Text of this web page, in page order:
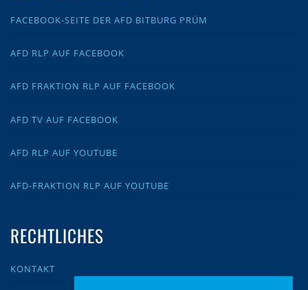
FACEBOOK-SEITE DER AFD BITBURG PRÜM
AFD RLP AUF FACEBOOK
AFD FRAKTION RLP AUF FACEBOOK
AFD TV AUF FACEBOOK
AFD RLP AUF YOUTUBE
AFD-FRAKTION RLP AUF YOUTUBE
RECHTLICHES
KONTAKT